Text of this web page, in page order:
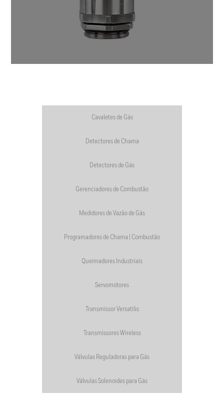
Cavaletes de Gás
Detectores de Chama
Detectores de Gás
Gerenciadores de Combustão
Medidores de Vazão de Gás
Programadores de Chama | Combustão
Queimadores Industriais
Servomotores
Transmissor Versatilis
Transmissores Wireless
Válvulas Reguladoras para Gás
Válvulas Solenoides para Gás